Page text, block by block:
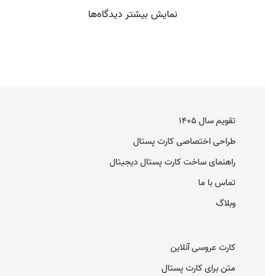
نمایش بیشتر دیدگاه‌ها
تقویم سال ۱۴۰۵
طراحی اختصاصی کارت پستال
راهنمای ساخت کارت پستال دیجیتال
تماس با ما
وبلاگ
کارت عروسی آنلاین
متن برای کارت پستال